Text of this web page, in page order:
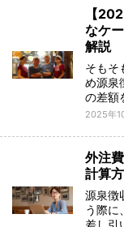
【
なケ
解説
そもそ
め源泉
の差額
2025年
外注
計算
源泉徴
う際に
差し引